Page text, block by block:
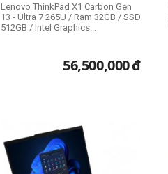
Lenovo ThinkPad X1 Carbon Gen
13 - Ultra 7 265U / Ram 32GB / SSD
512GB / Intel Graphics...
56,500,000đ